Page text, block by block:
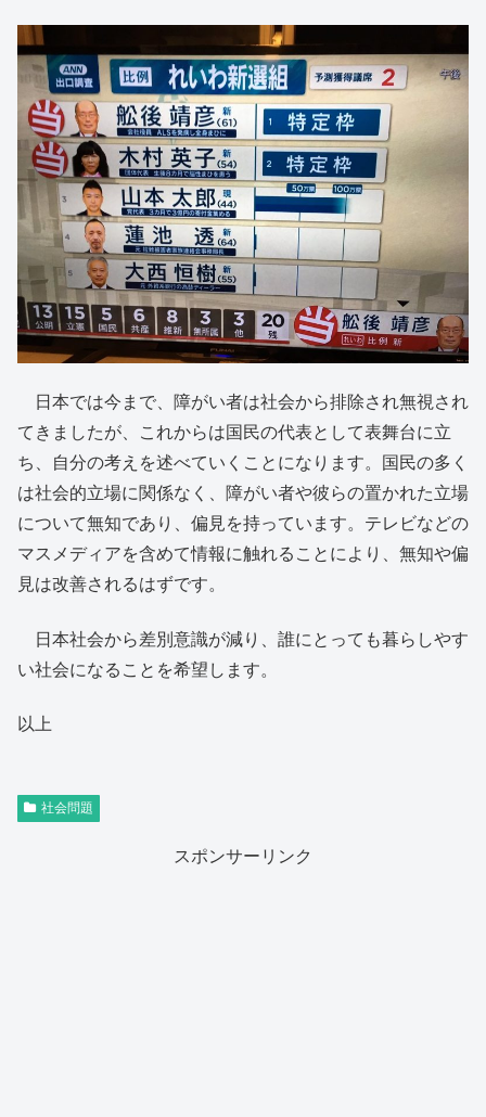
日本では今まで、障がい者は社会から排除され無視され
てきましたが、これからは国民の代表として表舞台に立
ち、自分の考えを述べていくことになります。国民の多く
は社会的立場に関係なく、障がい者や彼らの置かれた立場
について無知であり、偏見を持っています。テレビなどの
マスメディアを含めて情報に触れることにより、無知や偏
見は改善されるはずです。
日本社会から差別意識が減り、誰にとっても暮らしやす
い社会になることを希望します。
以上
社会問題
スポンサーリンク